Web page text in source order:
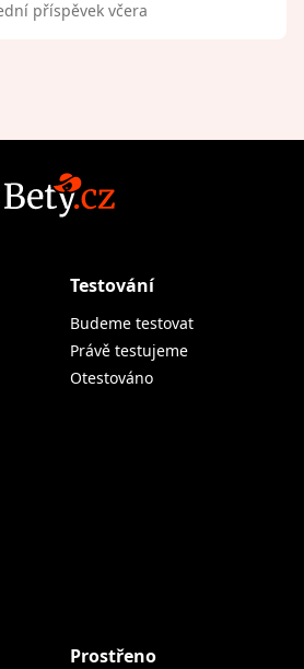
příspěvek včera
Testování
Budeme testovat
Právě testujeme
Otestováno
Prostřeno